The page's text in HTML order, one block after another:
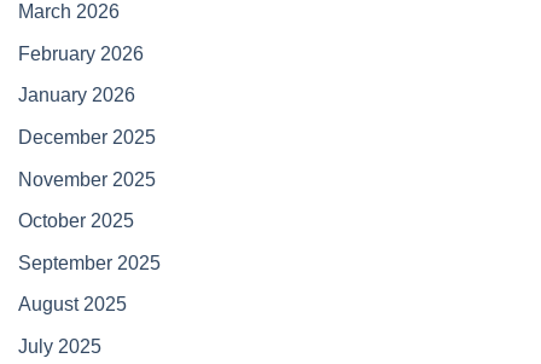
March 2026
February 2026
January 2026
December 2025
November 2025
October 2025
September 2025
August 2025
July 2025